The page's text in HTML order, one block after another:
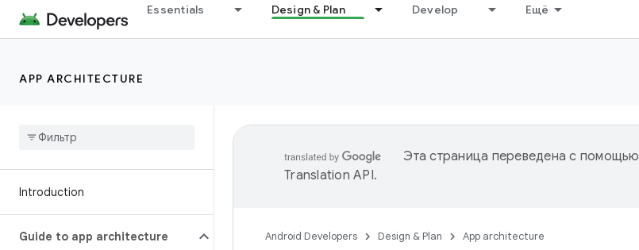
Essentials Design & Plan Develop Ещё
APP ARCHITECTURE
Introduction
Guide to app architecture
Эта страница переведена с помощью
Translation API.
Android Developers Design & Plan App architecture